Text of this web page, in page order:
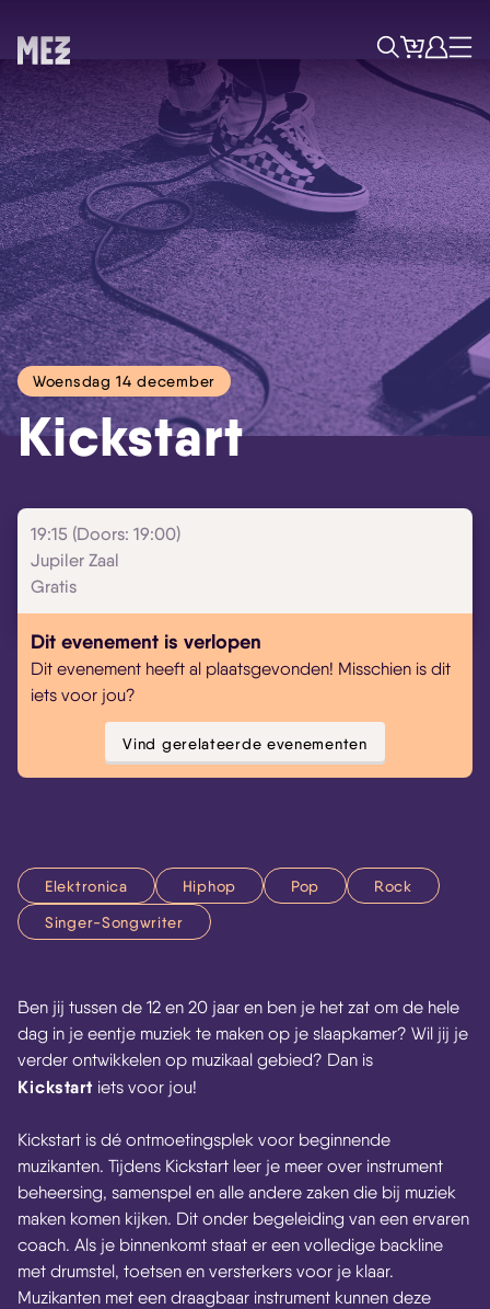
Skip navigatie
ZoekTicketsAccount
Menu
Woensdag 14 december
Kickstart
19:15 (Doors: 19:00)
Jupiler Zaal
Gratis
Dit evenement is verlopen
Dit evenement heeft al plaatsgevonden! Misschien is dit
iets voor jou?
Vind gerelateerde evenementen
Elektronica Hiphop Pop
Rock
Singer-Songwriter
Ben jij tussen de 12 en 20 jaar en ben je het zat om de hele
dag in je eentje muziek te maken op je slaapkamer? Wil jij je
verder ontwikkelen op muzikaal gebied? Dan is
Kickstart iets voor jou!
Kickstart is dé ontmoetingsplek voor beginnende
muzikanten. Tijdens Kickstart leer je meer over instrument
beheersing, samenspel en alle andere zaken die bij muziek
maken komen kijken. Dit onder begeleiding van een ervaren
coach. Als je binnenkomt staat er een volledige backline
met drumstel, toetsen en versterkers voor je klaar.
Muzikanten met een draagbaar instrument kunnen deze